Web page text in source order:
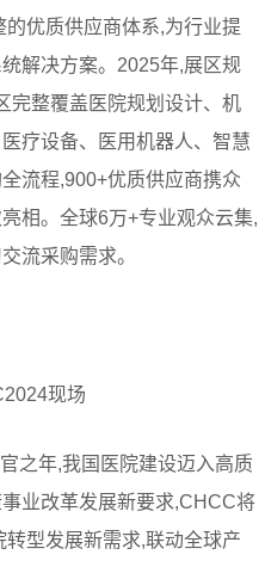
优质供应商体系,为行业提
解决方案。2025年,展区规
完整覆盖医院规划设计、机
疗设备、医用机器人、智慧
流程,900+优质供应商携众
相。全球6万+专业观众云集,
流采购需求。
现场
之年,我国医院建设迈入高质
业改革发展新要求,CHCC将
型发展新需求,联动全球产